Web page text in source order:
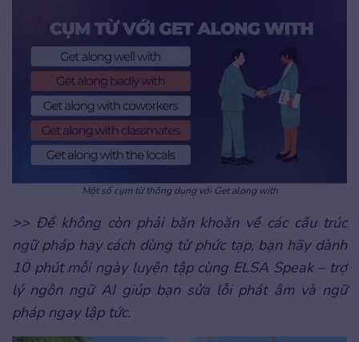
Một số cụm từ thông dụng với Get along with
>> Để không còn phải băn khoăn về các cấu trúc
ngữ pháp hay cách dùng từ phức tạp, bạn hãy dành
10 phút mỗi ngày luyện tập cùng ELSA Speak – trợ
lý ngôn ngữ AI giúp bạn sửa lỗi phát âm và ngữ
pháp ngay lập tức.